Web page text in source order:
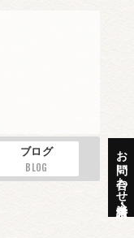
お問い合わせ・資料請求
ブログ
BLOG